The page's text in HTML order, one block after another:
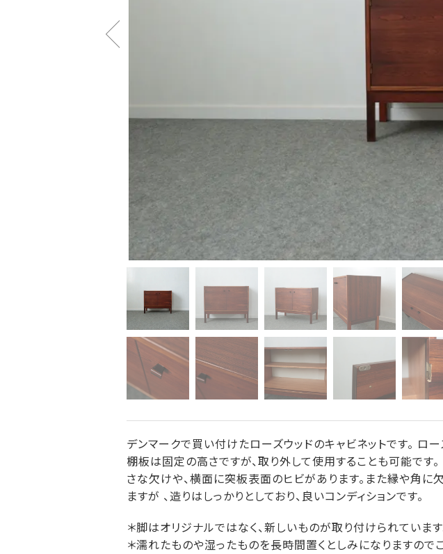
デンマークで買い付けたローズウッドのキャビネットです。 ロ
棚板は固定の高さですが、取り外して使用することも可能で
さな欠けや、横面に突板表面のヒビがあります。また縁や角
ますが 、造りはしっかりとしており、良いコンディションです。
＊脚はオリジナルではなく、新しいものが取り付けられています
＊濡れたものや湿ったものを長時間置くとしみになりますので